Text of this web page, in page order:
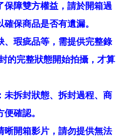
保障雙方權益，請於開箱過
保商品是否有遺漏。
、瑕疵品等，需提供完整錄
的完整狀態開始拍攝，才算
未拆封狀態、拆封過程、商
確認。
晰開箱影片，請勿提供無法